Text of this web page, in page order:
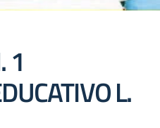
1
L.